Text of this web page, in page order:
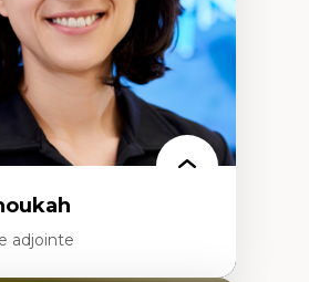
adjointe